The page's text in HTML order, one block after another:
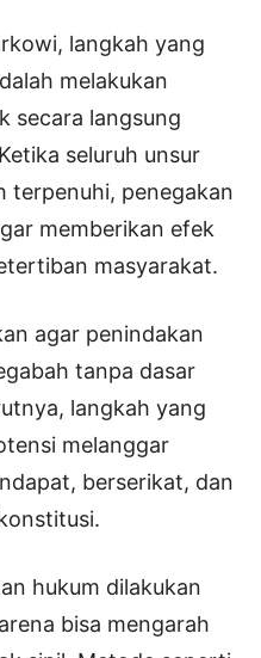
langkah yang
melakukan
secara langsung
seluruh unsur
terpenuhi, penegakan
memberikan efek
masyarakat.
agar penindakan
tanpa dasar
langkah yang
melanggar
berserikat, dan
hukum dilakukan
bisa mengarah